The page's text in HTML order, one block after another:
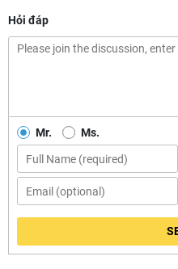
Hỏi đáp
Mr. Ms.